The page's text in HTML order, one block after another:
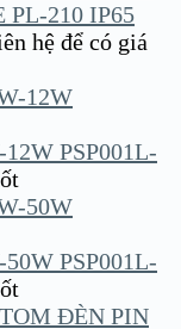
PL-210 IP65
hệ để có giá
PSP001L-
PSP001L-
ĐÈN PIN